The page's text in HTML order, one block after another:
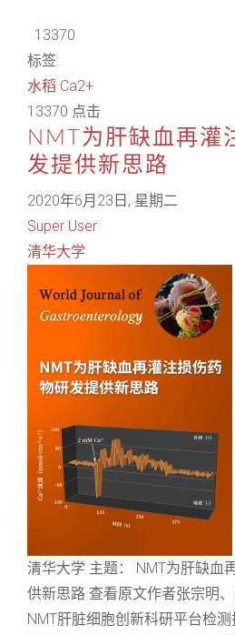
13370
标签:
水稻 Ca2+
13370 点击
NMT为肝缺血再灌
发提供新思路
2020年6月23日, 星期二
Super User
清华大学
清华大学 主题： NMT为肝缺血
供新思路 查看原文作者张宗明
NMT肝脏细胞创新科研平台检